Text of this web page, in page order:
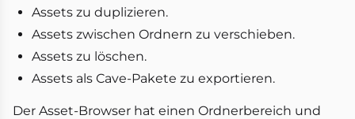
Assets zu duplizieren.
Assets zwischen Ordnern zu verschieben.
Assets zu löschen.
Assets als Cave-Pakete zu exportieren.
Der Asset-Browser hat einen Ordnerbereich und